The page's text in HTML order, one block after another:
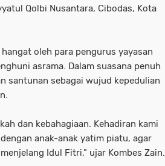
Qolbi Nusantara, Cibodas, Kota
oleh para pengurus yayasan
asrama. Dalam suasana penuh
santunan sebagai wujud kepedulian
dan kebahagiaan. Kehadiran kami
anak-anak yatim piatu, agar
Idul Fitri,” ujar Kombes Zain.